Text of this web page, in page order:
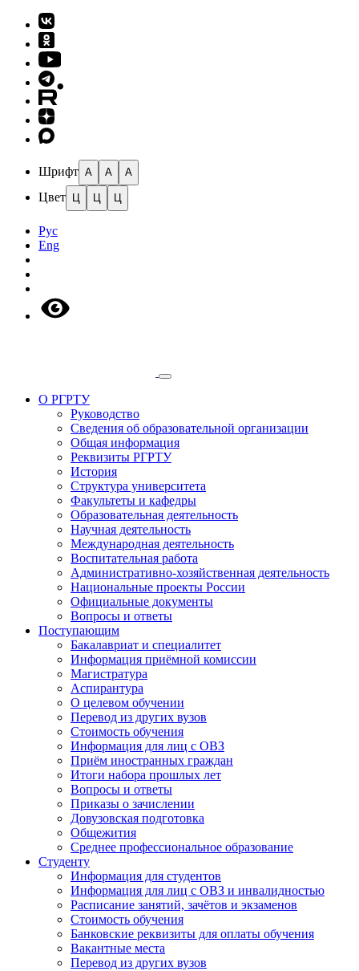
Шрифт A A A
Цвет Ц Ц Ц
Рус
Eng
О РГРТУ
Руководство
Сведения об образовательной организации
Общая информация
Реквизиты РГРТУ
История
Структура университета
Факультеты и кафедры
Образовательная деятельность
Научная деятельность
Международная деятельность
Воспитательная работа
Административно-хозяйственная деятельность
Национальные проекты России
Официальные документы
Вопросы и ответы
Поступающим
Бакалавриат и специалитет
Информация приёмной комиссии
Магистратура
Аспирантура
О целевом обучении
Перевод из других вузов
Стоимость обучения
Информация для лиц с ОВЗ
Приём иностранных граждан
Итоги набора прошлых лет
Вопросы и ответы
Приказы о зачислении
Довузовская подготовка
Общежития
Среднее профессиональное образование
Студенту
Информация для студентов
Информация для лиц с ОВЗ и инвалидностью
Расписание занятий, зачётов и экзаменов
Стоимость обучения
Банковские реквизиты для оплаты обучения
Вакантные места
Перевод из других вузов